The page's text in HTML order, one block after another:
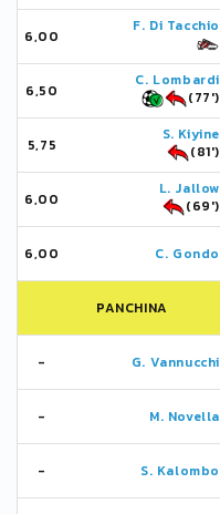
6,00
F. Di Tacchio
6,50
C. Lombardi
(77')
5,75
S. Kiyine
(81')
6,00
L. Jallow
(69')
6,00 C. Gondo
PANCHINA
- G. Vannucchi
- M. Novella
- S. Kalombo